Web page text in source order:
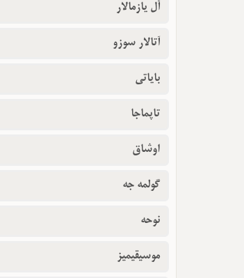
أل یازمالار
آتالار سوزو
بایاتی
تاپماجا
اوشاق
گولمه جه
نوحه
موسیقیمیز